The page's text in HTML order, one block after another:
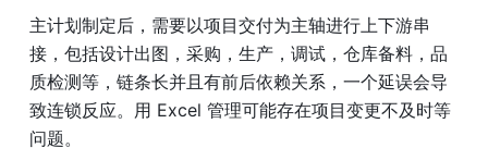
主计划制定后，需要以项目交付为主轴进行上下游串
接，包括设计出图，采购，生产，调试，仓库备料，品
质检测等，链条长并且有前后依赖关系，一个延误会导
致连锁反应。用 Excel 管理可能存在项目变更不及时等
问题。